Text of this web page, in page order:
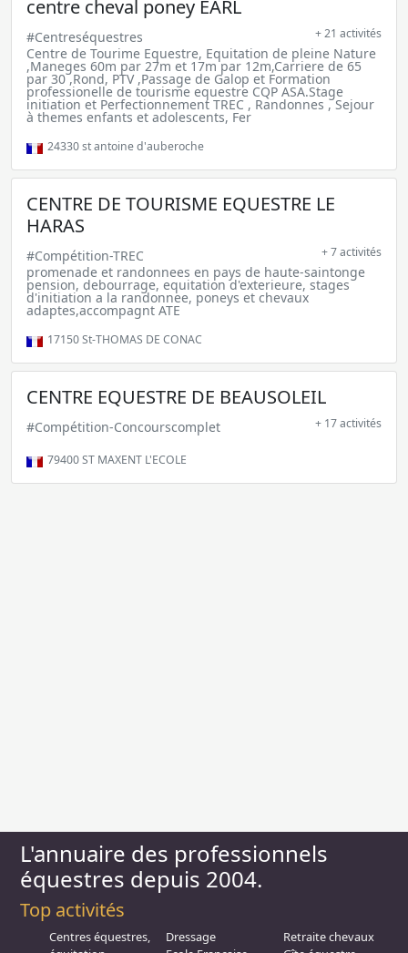
centre cheval poney EARL
#Centreséquestres + 21 activités
Centre de Tourime Equestre, Equitation de pleine Nature
,Maneges 60m par 27m et 17m par 12m,Carriere de 65
par 30 ,Rond, PTV ,Passage de Galop et Formation
professionelle de tourisme equestre CQP ASA.Stage
initiation et Perfectionnement TREC , Randonnes , Sejour
à themes enfants et adolescents, Fer
24330st antoine d'auberoche
CENTRE DE TOURISME EQUESTRE LE
HARAS
#Compétition-TREC + 7 activités
promenade et randonnees en pays de haute-saintonge
pension, debourrage, equitation d'exterieure, stages
d'initiation a la randonnee, poneys et chevaux
adaptes,accompagnt ATE
17150St-THOMAS DE CONAC
CENTRE EQUESTRE DE BEAUSOLEIL
#Compétition-Concourscomplet + 17 activités
79400ST MAXENT L'ECOLE
L'annuaire des professionnels
équestres depuis 2004.
Top activités
Centres équestres,
Dressage
Retraite chevaux